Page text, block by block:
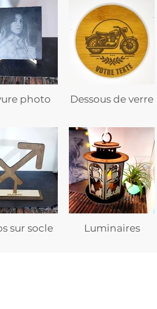
photo Dessous de verre
sur socle Luminaires